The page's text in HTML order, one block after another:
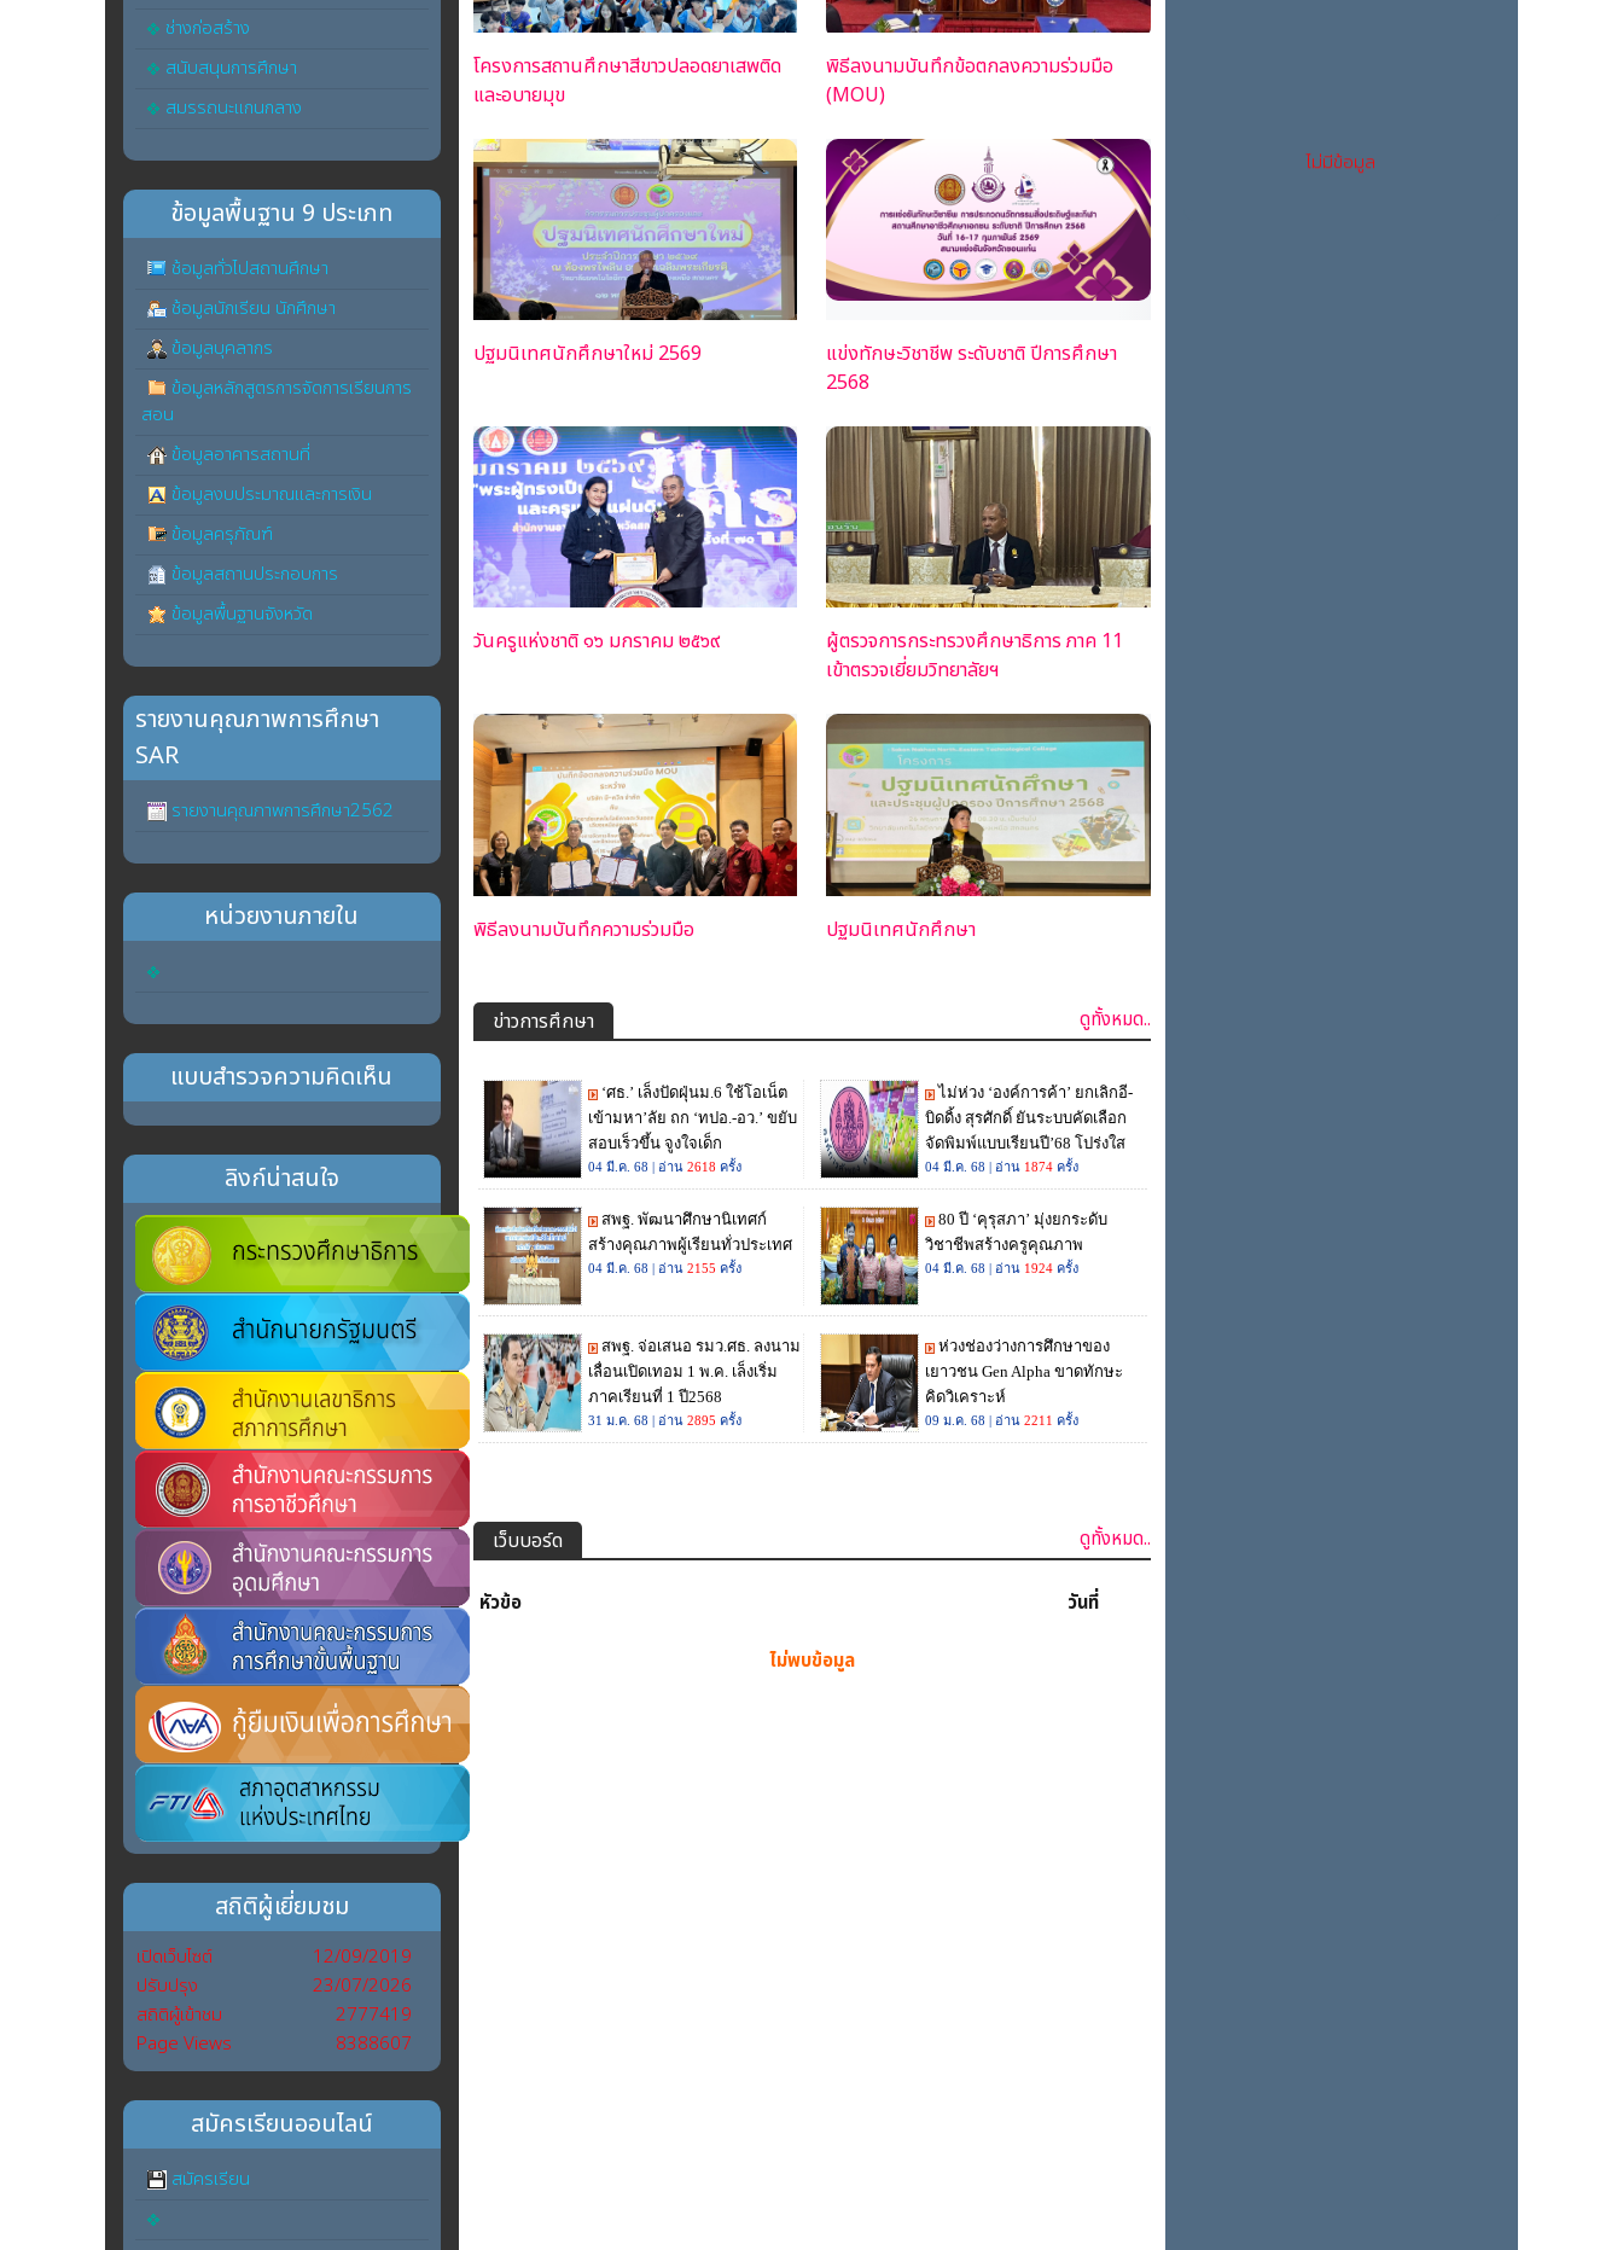
ช่างก่อสร้าง
สนับสนุนการศึกษา
สมรรถนะแกนกลาง
ข้อมูลพื้นฐาน 9 ประเภท
ช้อมูลทั่วไปสถานศึกษา
ช้อมูลนักเรียน นักศึกษา
ข้อมูลบุคลากร
ข้อมูลหลักสูตรการจัดการเรียนการ
สอน
ข้อมูลอาคารสถานที่
ข้อมูลงบประมาณและการเงิน
ข้อมูลครุภัณฑ์
ข้อมูลสถานประกอบการ
ข้อมูลพื้นฐานจังหวัด
รายงานคุณภาพการศึกษา
SAR
รายงานคุณภาพการศึกษา2562
หน่วยงานภายใน
แบบสำรวจความคิดเห็น
ลิงก์น่าสนใจ
สถิติผู้เยี่ยมชม
เปิดเว็บไซต์
12/09/2019
ปรับปรุง
23/07/2026
สถิติผู้เข้าชม
2777419
Page Views
8388607
สมัครเรียนออนไลน์
สมัครเรียน
โครงการสถานศึกษาสีขาวปลอดยาเสพติด
และอบายมุข
พิธีลงนามบันทึกข้อตกลงความร่วมมือ
(MOU)
ปฐมนิเทศนักศึกษาใหม่ 2569
แข่งทักษะวิชาชีพ ระดับชาติ ปีการศึกษา
2568
วันครูแห่งชาติ ๑๖ มกราคม ๒๕๖๙
ผู้ตรวจการกระทรวงศึกษาธิการ ภาค 11
เข้าตรวจเยี่ยมวิทยาลัยฯ
พิธีลงนามบันทึกความร่วมมือ ปฐมนิเทศนักศึกษา
ข่าวการศึกษา ดูทั้งหมด..
เว็บบอร์ด ดูทั้งหมด..
หัวข้อ วันที่
ไม่พบข้อมูล